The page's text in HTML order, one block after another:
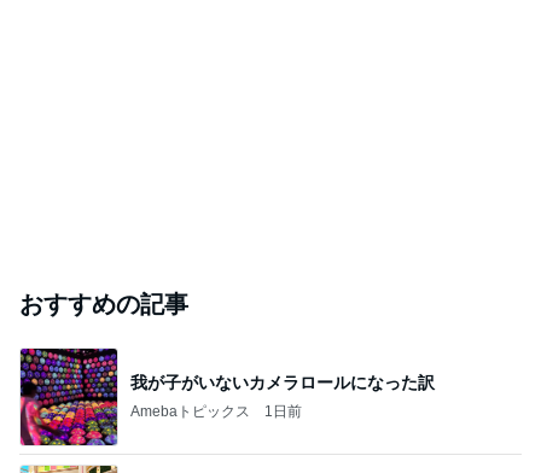
おすすめの記事
我が子がいないカメラロールになった訳
Amebaトピックス 1日前